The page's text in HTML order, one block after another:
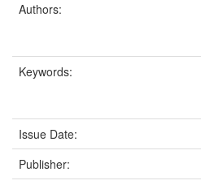
Authors:
Keywords:
Issue Date:
Publisher: